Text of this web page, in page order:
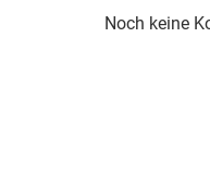
Noch keine